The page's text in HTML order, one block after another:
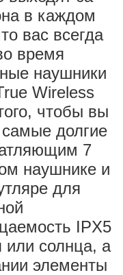
в каждом
вас всегда
время
наушники
Wireless
чтобы вы
долгие
7
наушнике и
для
IPX5
солнца, а
элементы